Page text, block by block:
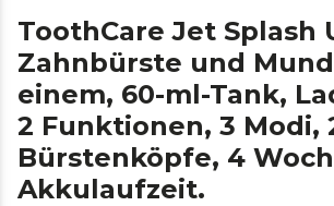
ToothCare Jet Splash
Zahnbürste und
einem, 60-ml-Tank,
2 Funktionen, 3 Modi,
Bürstenköpfe, 4
Akkulaufzeit.